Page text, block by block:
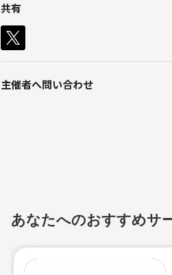
共有
主催者へ問い合わせ
あなたへのおすすめサ